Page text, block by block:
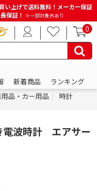
い上げで送料無料！メーカー保証
保証！
※一部対象外あり
0
新着商品
ランキング
品・カー用品 時計
電波時計 エアサー